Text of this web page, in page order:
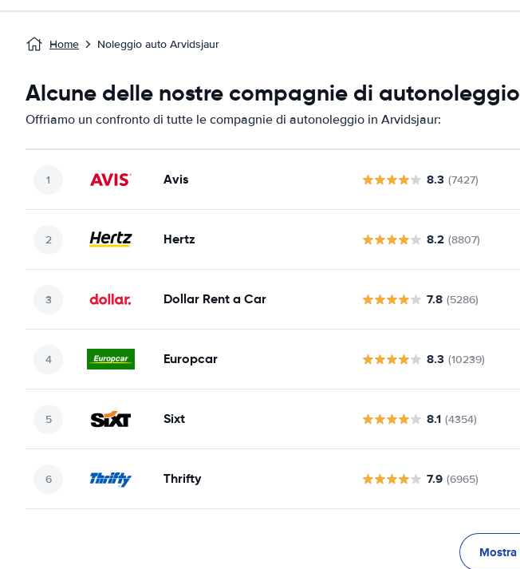
Home Noleggio auto Arvidsjaur
Alcune delle nostre compagnie di
Offriamo un confronto di tutte le compagnie di autonoleggio in Arvidsjaur:
Avis 8.3 (7427)
Hertz 8.2 (8807)
Dollar Rent a Car 7.8 (5286)
Europcar 8.3 (10239)
Sixt 8.1 (4354)
Thrifty 7.9 (6965)